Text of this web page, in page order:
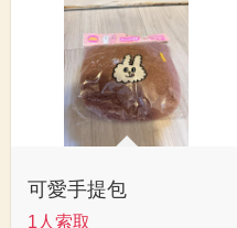
可愛手提包
1人索取